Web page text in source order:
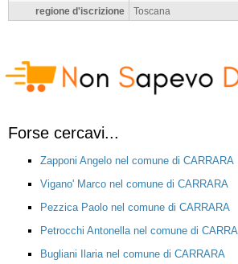
regione d'iscrizione
Toscana
Forse cercavi...
Zapponi Angelo nel comune di CARRARA
Vigano' Marco nel comune di CARRARA
Pezzica Paolo nel comune di CARRARA
Petrocchi Antonella nel comune di
Bugliani Ilaria nel comune di CARRARA